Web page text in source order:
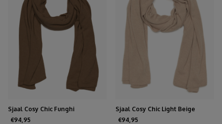
Sjaal Cosy Chic Funghi
€94,95
Sjaal Cosy Chic Light Beige
€94,95